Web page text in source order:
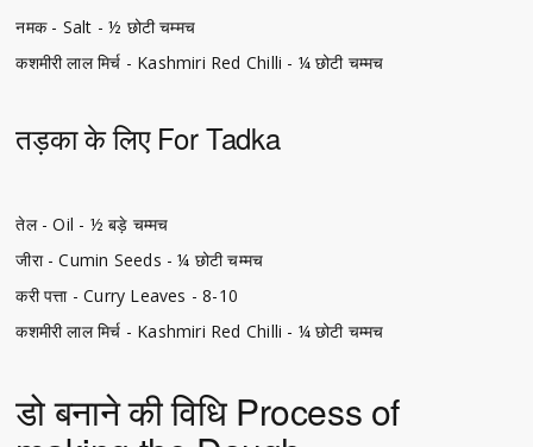
नमक - Salt - ½ छोटी चम्मच
कशमीरी लाल मिर्च - Kashmiri Red Chilli - ¼ छोटी चम्मच
तड़का के लिए For Tadka
तेल - Oil - ½ बड़े चम्मच
जीरा - Cumin Seeds - ¼ छोटी चम्मच
करी पत्ता - Curry Leaves - 8-10
कशमीरी लाल मिर्च - Kashmiri Red Chilli - ¼ छोटी चम्मच
डो बनाने की विधि Process of